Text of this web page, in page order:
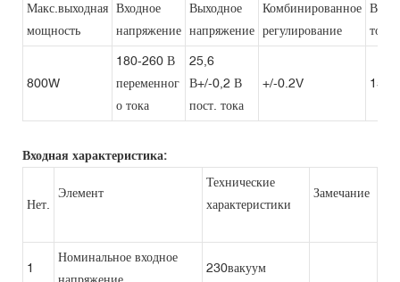
Макс.выходная
мощность
Входное
напряжение
Выходное
напряжение
Комбинированное
регулирование
ток
800W
180-260 В
переменног
о тока
25,6
В+/-0,2 В
пост. тока
+/-0.2V 15A
Входная характеристика:
Нет.
Элемент
Технические
характеристики
Замечание
1
Номинальное входное
230вакуум